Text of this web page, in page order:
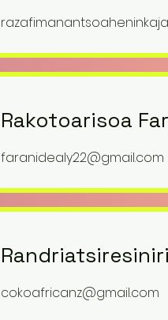
Rakotoarisoa
faranidealy22@gmail.com
cokoafricanz@gmail.com